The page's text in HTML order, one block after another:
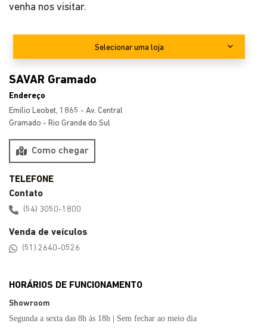
venha nos visitar.
Selecionar uma loja
SAVAR Gramado
Endereço
Emílio Leobet, 1865 - Av. Central
Gramado - Rio Grande do Sul
Como chegar
Contato
(54) 3050-1800
Venda de veículos
(51) 2640-0526
HORÁRIOS DE FUNCIONAMENTO
Showroom
Segunda a sexta das 8h às 18h | Sem fechar ao meio dia